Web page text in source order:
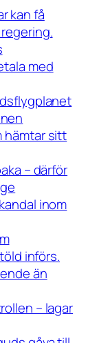
kan få
med
hämtar sitt
– därför
inom
införs.
än
– lagar